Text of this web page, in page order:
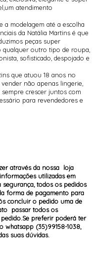
atendimento
a modelagem até a escolha
da Natália Martins é que
peças super
qualquer outro tipo de roupa,
sofisticado, despojado e
que atuou 18 anos no
não apenas lingerie,
crescer juntos com
para revendedores e
através da nossa loja
utilizadas em
segurança, todos os pedidos
forma de pagamento para
concluir o pedido uma de
passar todos os
preferir poderá ter
whatsapp (35)99158-1038,
suas dúvidas.